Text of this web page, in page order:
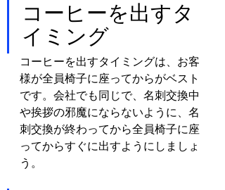
コーヒーを出すタ
イミング
コーヒーを出すタイミングは、お客
様が全員椅子に座ってからがベスト
です。会社でも同じで、名刺交換中
や挨拶の邪魔にならないように、名
刺交換が終わってから全員椅子に座
ってからすぐに出すようにしましょ
う。